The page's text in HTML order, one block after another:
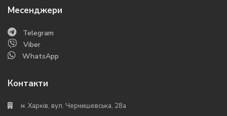
Месенджери
Telegram
Viber
WhatsApp
Контакти
м. Харків, вул. Чернишевська, 28а